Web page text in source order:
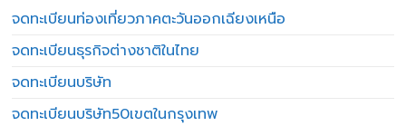
จดทะเบียนท่องเที่ยวภาคตะวันออกเฉียงเหนือ
จดทะเบียนธุรกิจต่างชาติในไทย
จดทะเบียนบริษัท
จดทะเบียนบริษัท50เขตในกรุงเทพ